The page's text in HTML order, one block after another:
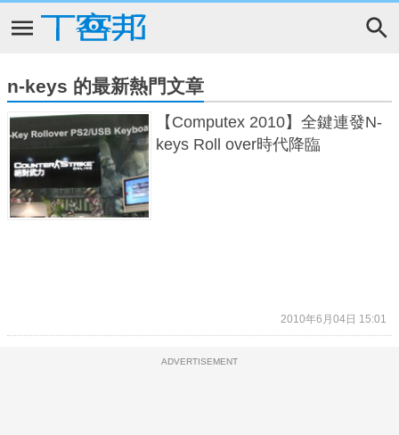
n-keys 的最新熱門文章
【Computex 2010】全鍵連發N-
keys Roll over時代降臨
2010年6月04日 15:01
ADVERTISEMENT